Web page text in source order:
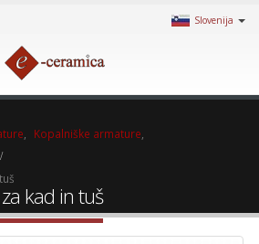
Slovenija
Kopalniške armature
kad in tuš